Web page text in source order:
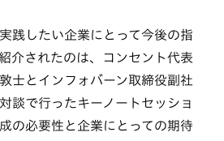
践したい企業にとって今後の指
介されたのは、コンセント代表
士とインフォバーン取締役副社
談で行ったキーノートセッショ
の必要性と企業にとっての期待